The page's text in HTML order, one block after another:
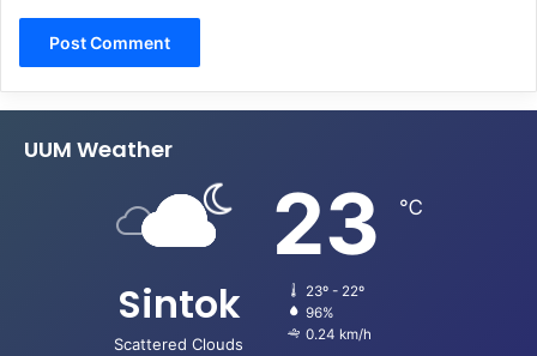
UUM Weather
Sintok
Scattered Clouds
23 ℃
23º - 22º
96%
0.24 km/h